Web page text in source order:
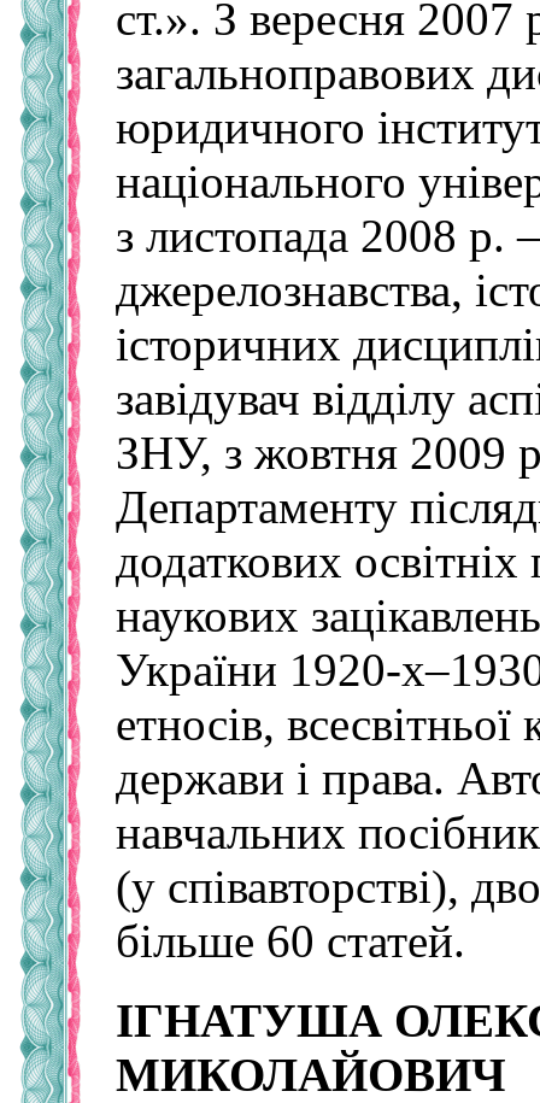
ст.». З вересня
загальноправових
юридичного
національного
з листопада 2008 р.
джерелознавства,
історичних
за­ві­ду­вач відділу
ЗНУ, з жовтня 2009
Департаменту
додаткових
наукових
України 1920-
етносів, всесвітньої
держави і права.
навчальних
(у співавторстві),
більше 60 статей.
ІГНАТУША
МИКОЛАЙОВИЧ